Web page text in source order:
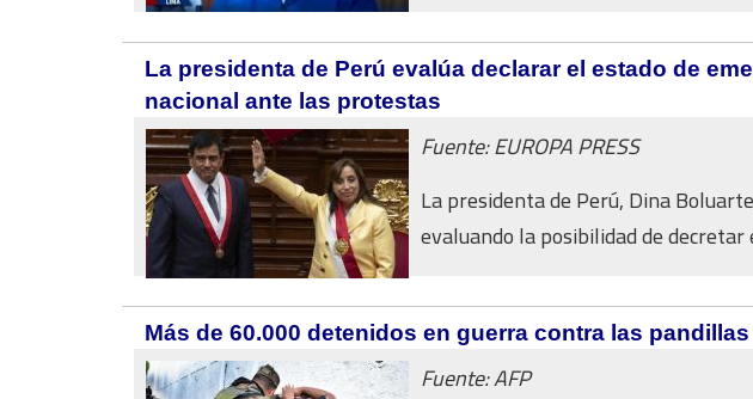
La presidenta de Perú evalúa declarar el estado de
nacional ante las protestas
Fuente: EUROPA PRESS
La presidenta de Perú, Dina
evaluando la posibilidad de decretar
Más de 60.000 detenidos en guerra contra las
Fuente: AFP